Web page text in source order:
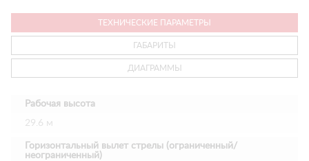
ТЕХНИЧЕСКИЕ ПАРАМЕТРЫ
ГАБАРИТЫ
ДИАГРАММЫ
Рабочая высота
29.6 м
Горизонтальный вылет стрелы (ограниченный/
неограниченный)